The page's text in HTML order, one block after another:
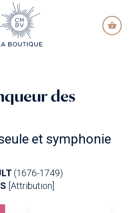
CONTENT
des
et symphonie
(1676-1749)
[Attribution]